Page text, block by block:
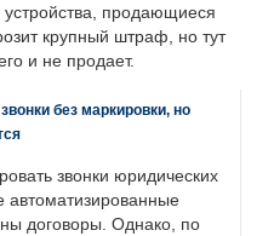
продающиеся
крупный штраф, но тут
и не продает.
без маркировки, но
звонки юридических
автоматизированные
договоры. Однако, по